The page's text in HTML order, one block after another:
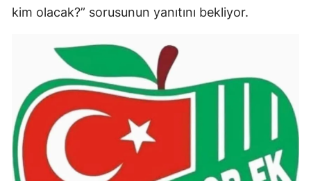
kim olacak?” sorusunun yanıtını bekliyor.